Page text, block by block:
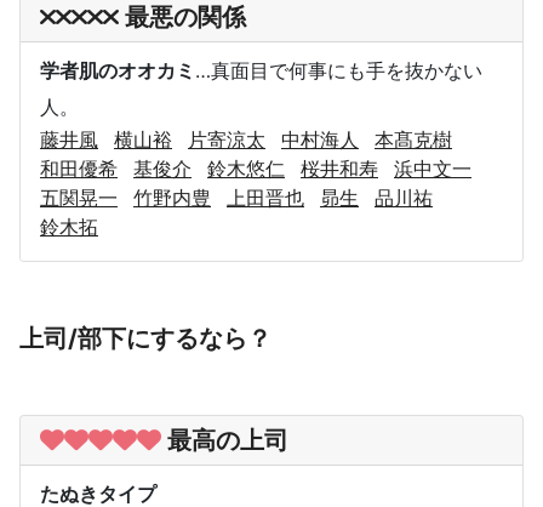
最悪の関係
学者肌のオオカミ …真面目で何事にも手を抜かない
人。
藤井風
横山裕 片寄涼太 中村海人
本髙克樹
和田優希
基俊介 鈴木悠仁 桜井和寿
浜中文一
五関晃一
竹野内豊 上田晋也 昴生
品川祐
鈴木拓
上司/部下にするなら？
最高の上司
たぬきタイプ